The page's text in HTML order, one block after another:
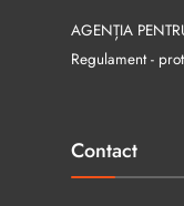
AGENȚIA
Regulament -
Contact